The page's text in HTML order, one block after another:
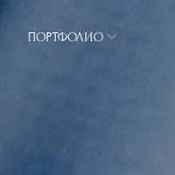
ПОРТФОЛИО